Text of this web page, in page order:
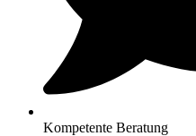
Kompetente Beratung